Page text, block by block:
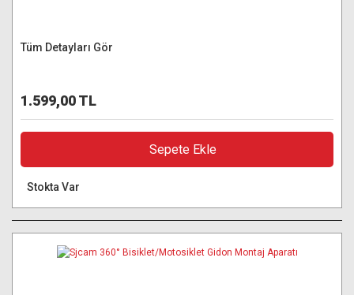
Tüm Detayları Gör
1.599,00 TL
Sepete Ekle
Stokta Var